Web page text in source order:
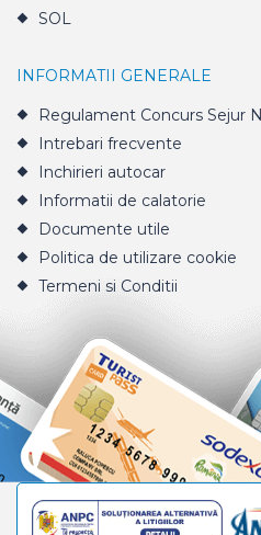
SOL
INFORMATII GENERALE
Regulament Concurs Sejur
Intrebari frecvente
Inchirieri autocar
Informatii de calatorie
Documente utile
Politica de utilizare cookie
Termeni si Conditii